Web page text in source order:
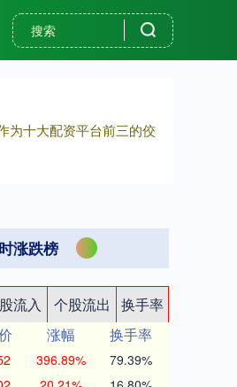
为十大配资平台前三的佼
涨跌榜
流入 个股流出
换手率
涨幅
换手率
396.89% 79.39%